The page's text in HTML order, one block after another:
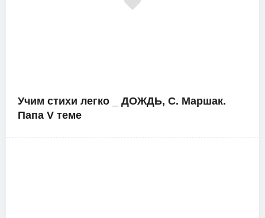
Учим стихи легко _ ДОЖДЬ, С. Маршак.
Папа V теме